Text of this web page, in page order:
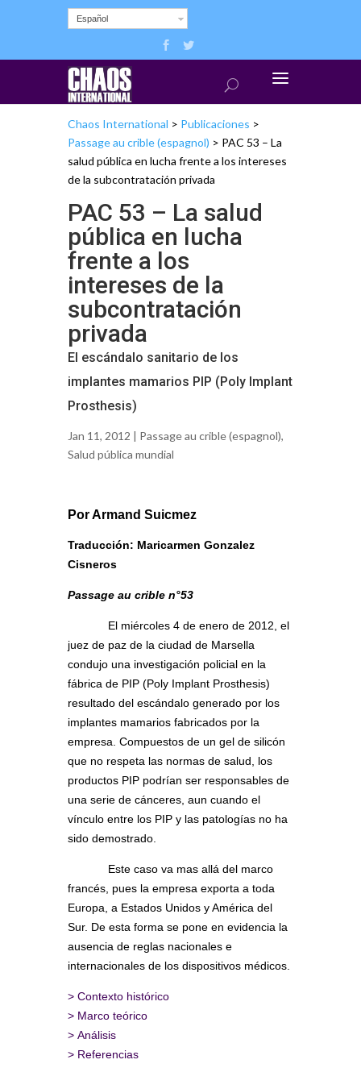
Español
Chaos International > Publicaciones >
Passage au crible (espagnol) > PAC 53 – La
salud pública en lucha frente a los intereses
de la subcontratación privada
PAC 53 – La salud
pública en lucha
frente a los
intereses de la
subcontratación
privada
El escándalo sanitario de los
implantes mamarios PIP (Poly Implant
Prosthesis)
Jan 11, 2012 | Passage au crible (espagnol),
Salud pública mundial
Por Armand Suicmez
Traducción: Maricarmen Gonzalez
Cisneros
Passage au crible n°53
El miércoles 4 de enero de 2012, el
juez de paz de la ciudad de Marsella
condujo una investigación policial en la
fábrica de PIP (Poly Implant Prosthesis)
resultado del escándalo generado por los
implantes mamarios fabricados por la
empresa. Compuestos de un gel de silicón
que no respeta las normas de salud, los
productos PIP podrían ser responsables de
una serie de cánceres, aun cuando el
vínculo entre los PIP y las patologías no ha
sido demostrado.
Este caso va mas allá del marco
francés, pues la empresa exporta a toda
Europa, a Estados Unidos y América del
Sur. De esta forma se pone en evidencia la
ausencia de reglas nacionales e
internacionales de los dispositivos médicos.
> Contexto histórico
> Marco teórico
> Análisis
> Referencias